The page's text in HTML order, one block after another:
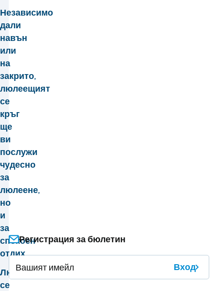
Независимо
дали
навън
или
на
закрито,
люлеещият
се
кръг
ще
ви
послужи
чудесно
за
люлеене,
но
и
за
спокоен
отдих.
Люлеещият
се
Регистрация за бюлетин
Вход